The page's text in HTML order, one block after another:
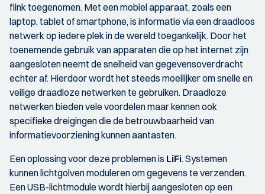
flink toegenomen. Met een mobiel apparaat, zoals een
laptop, tablet of smartphone, is informatie via een draadloos
netwerk op iedere plek in de wereld toegankelijk. Door het
toenemende gebruik van apparaten die op het internet zijn
aangesloten neemt de snelheid van gegevensoverdracht
echter af. Hierdoor wordt het steeds moeilijker om snelle en
veilige draadloze netwerken te gebruiken. Draadloze
netwerken bieden vele voordelen maar kennen ook
specifieke dreigingen die de betrouwbaarheid van
informatievoorziening kunnen aantasten.
Een oplossing voor deze problemen is LiFi. Systemen
kunnen lichtgolven moduleren om gegevens te verzenden.
Een USB-lichtmodule wordt hierbij aangesloten op een